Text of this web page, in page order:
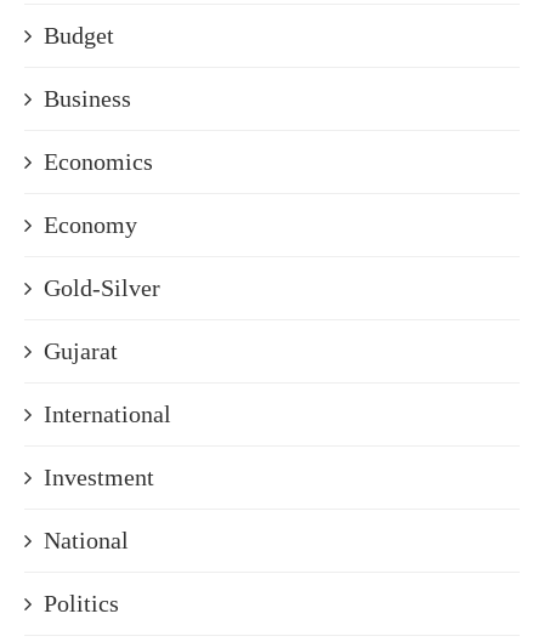
Budget
Business
Economics
Economy
Gold-Silver
Gujarat
International
Investment
National
Politics